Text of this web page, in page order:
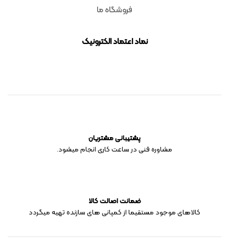
فروشگاه ما
نماد اعتماد الکترونیک
پشتیبانی مشتریان
مشاوره فنی در ساعت کاری انجام میشود.
ضمانت اصالت کالا
کالاهای موجود مستقیما از کمپانی های سازنده تهیه میگردد